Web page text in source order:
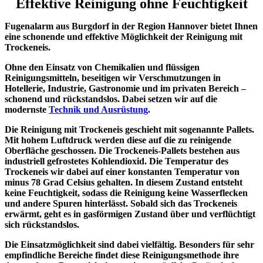
Effektive Reinigung ohne Feuchtigkeit
Fugenalarm aus Burgdorf in der Region Hannover bietet Ihnen
eine schonende und effektive Möglichkeit der Reinigung mit
Trockeneis.
Ohne den Einsatz von Chemikalien und flüssigen
Reinigungsmitteln, beseitigen wir Verschmutzungen in
Hotellerie, Industrie, Gastronomie und im privaten Bereich –
schonend und rückstandslos. Dabei setzen wir auf die
modernste Technik und Ausrüstung.
Die Reinigung mit Trockeneis geschieht mit sogenannte Pallets.
Mit hohem Luftdruck werden diese auf die zu reinigende
Oberfläche geschossen. Die Trockeneis-Pallets bestehen aus
industriell gefrostetes Kohlendioxid. Die Temperatur des
Trockeneis wir dabei auf einer konstanten Temperatur von
minus 78 Grad Celsius gehalten. In diesem Zustand entsteht
keine Feuchtigkeit, sodass die Reinigung keine Wasserflecken
und andere Spuren hinterlässt. Sobald sich das Trockeneis
erwärmt, geht es in gasförmigen Zustand über und verflüchtigt
sich rückstandslos.
Die Einsatzmöglichkeit sind dabei vielfältig. Besonders für sehr
empfindliche Bereiche findet diese Reinigungsmethode ihre